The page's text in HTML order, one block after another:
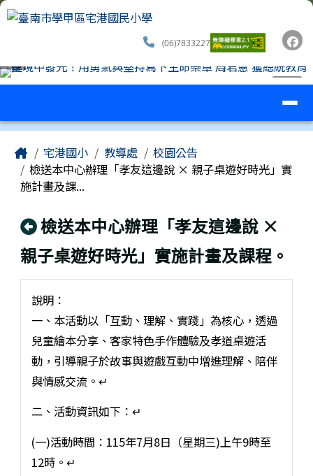
跳至主內容區
臺南市學甲區宅港國民小學
(06)7833227
工具列
Home宅港國小 教導處
校園公告
檢送本中心辦理「孝友這邊說 × 親子桌遊好時光」實
施計畫及課...
回上頁
檢送本中心辦理「孝友這邊說 ×
親子桌遊好時光」實施計畫及課程。
說明：
一、本活動以「互動、理解、實踐」為核心，透過
兒童繪本分享、客家特色手作體驗及孝道桌遊活
動，引導親子於故事與遊戲互動中增進理解、陪伴
與情感交流。↵
二、活動資訊如下：↵
(一)活動時間：115年7月8日（星期三)上午9時至
12時。↵